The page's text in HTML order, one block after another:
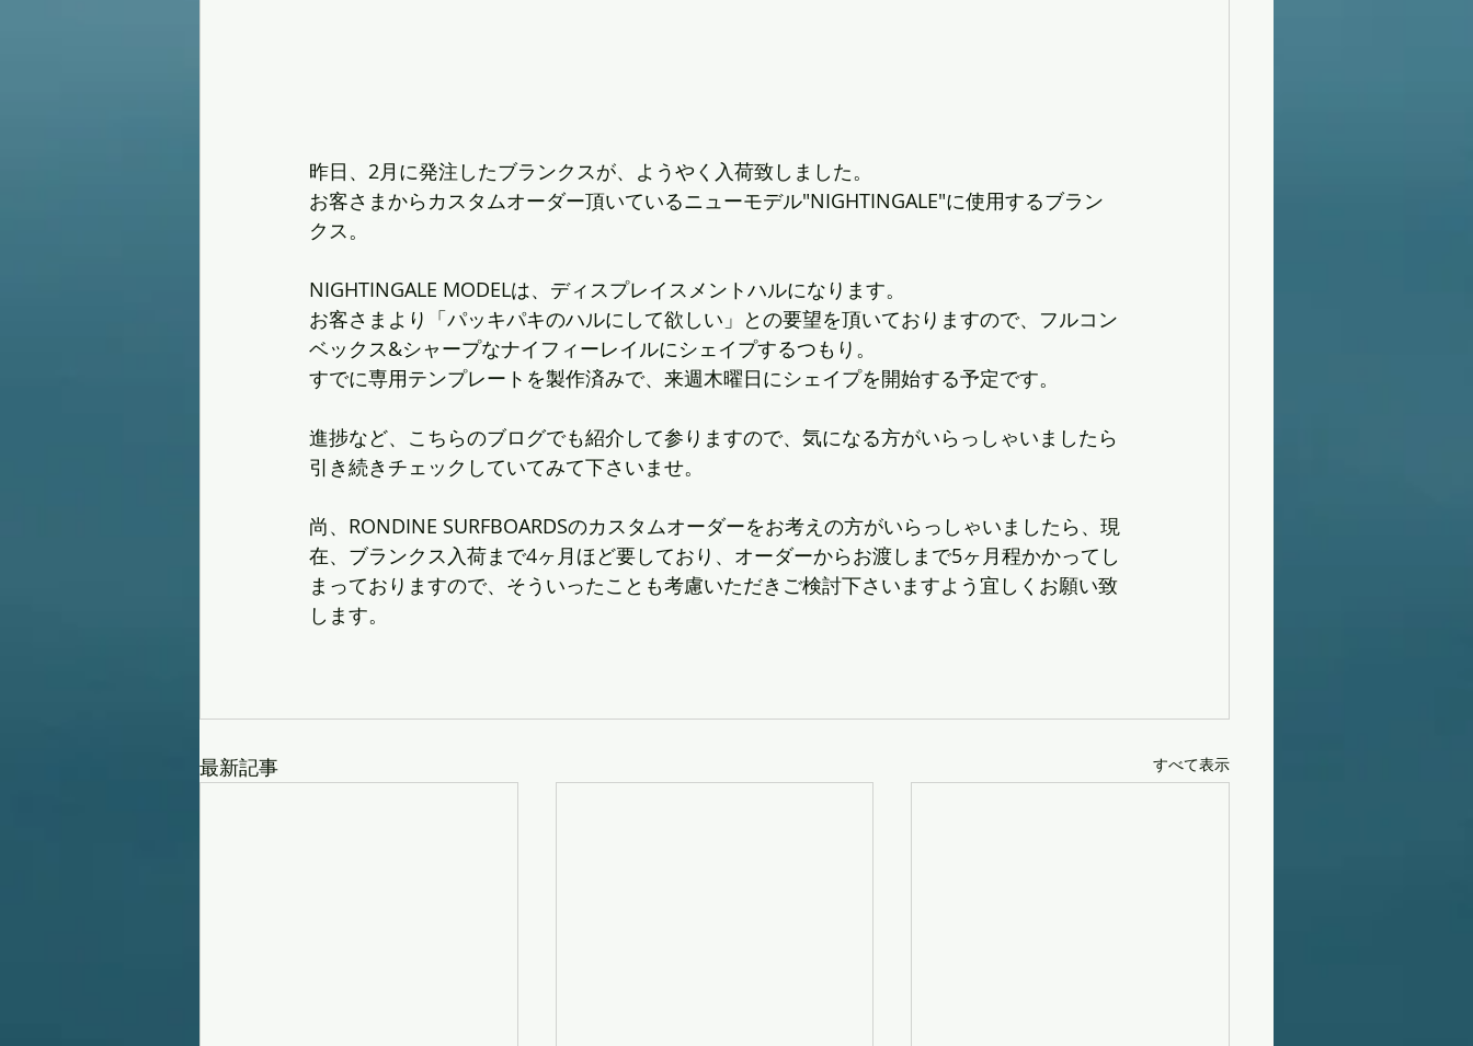
昨日、2月に発注したブランクスが、ようやく入荷致しました。
お客さまからカスタムオーダー頂いているニューモデル"NIGHTINGALE"に使用するブラン
クス。
NIGHTINGALE MODELは、ディスプレイスメントハルになります。
お客さまより「パッキパキのハルにして欲しい」との要望を頂いておりますので、フルコン
ベックス&シャープなナイフィーレイルにシェイプするつもり。
すでに専用テンプレートを製作済みで、来週木曜日にシェイプを開始する予定です。
進捗など、こちらのブログでも紹介して参りますので、気になる方がいらっしゃいましたら
引き続きチェックしていてみて下さいませ。
尚、RONDINE SURFBOARDSのカスタムオーダーをお考えの方がいらっしゃいましたら、現
在、ブランクス入荷まで4ヶ月ほど要しており、オーダーからお渡しまで5ヶ月程かかってし
まっておりますので、そういったことも考慮いただきご検討下さいますよう宜しくお願い致
します。
最新記事 すべて表示